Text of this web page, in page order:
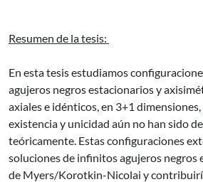
Resumen de la tesis:
En esta tesis estudiamos
agujeros negros estacionarios y
axiales e idénticos, en 3+1
existencia y unicidad aún no han sido
teóricamente. Estas configuraciones
soluciones de infinitos agujeros negros
de Myers/Korotkin-Nicolai y